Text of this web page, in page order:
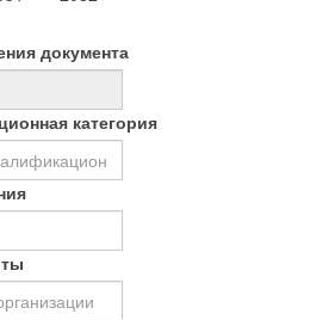
документа
категория